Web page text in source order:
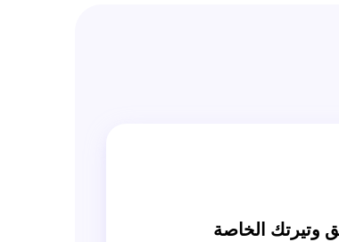
وتيرتك الخاصة